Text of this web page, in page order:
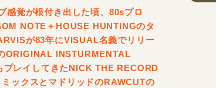
感覚が根付き出した頃、80sプロ
NOTE＋HOUSE HUNTINGのタ
が83年にVISUAL名義でリリー
ORIGINAL INSTURMENTAL
レイしてきたNICK THE RECORD
ックスとマドリッドのRAWCUTの